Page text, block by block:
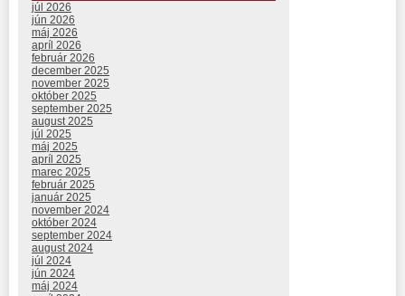
júl 2026
jún 2026
máj 2026
apríl 2026
február 2026
december 2025
november 2025
október 2025
september 2025
august 2025
júl 2025
máj 2025
apríl 2025
marec 2025
február 2025
január 2025
november 2024
október 2024
september 2024
august 2024
júl 2024
jún 2024
máj 2024